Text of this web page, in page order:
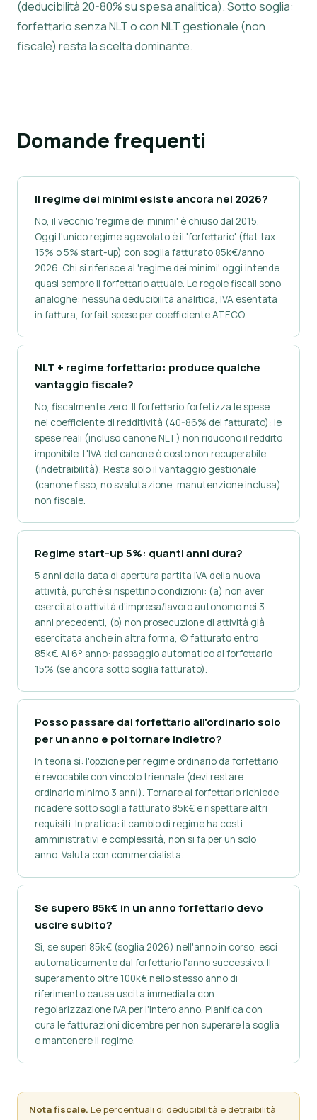
(deducibilità 20-80% su spesa analitica). Sotto soglia:
forfettario senza NLT o con NLT gestionale (non
fiscale) resta la scelta dominante.
Domande frequenti
Il regime dei minimi esiste ancora nel 2026?
No, il vecchio 'regime dei minimi' è chiuso dal 2015.
Oggi l'unico regime agevolato è il 'forfettario' (flat tax
15% o 5% start-up) con soglia fatturato 85k€/anno
2026. Chi si riferisce al 'regime dei minimi' oggi intende
quasi sempre il forfettario attuale. Le regole fiscali sono
analoghe: nessuna deducibilità analitica, IVA esentata
in fattura, forfait spese per coefficiente ATECO.
NLT + regime forfettario: produce qualche
vantaggio fiscale?
No, fiscalmente zero. Il forfettario forfetizza le spese
nel coefficiente di redditività (40-86% del fatturato): le
spese reali (incluso canone NLT) non riducono il reddito
imponibile. L'IVA del canone è costo non recuperabile
(indetraibilità). Resta solo il vantaggio gestionale
(canone fisso, no svalutazione, manutenzione inclusa)
non fiscale.
Regime start-up 5%: quanti anni dura?
5 anni dalla data di apertura partita IVA della nuova
attività, purché si rispettino condizioni: (a) non aver
esercitato attività d'impresa/lavoro autonomo nei 3
anni precedenti, (b) non prosecuzione di attività già
esercitata anche in altra forma, (c) fatturato entro
85k€. Al 6° anno: passaggio automatico al forfettario
15% (se ancora sotto soglia fatturato).
Posso passare dal forfettario all'ordinario solo
per un anno e poi tornare indietro?
In teoria sì: l'opzione per regime ordinario da forfettario
è revocabile con vincolo triennale (devi restare
ordinario minimo 3 anni). Tornare al forfettario richiede
ricadere sotto soglia fatturato 85k€ e rispettare altri
requisiti. In pratica: il cambio di regime ha costi
amministrativi e complessità, non si fa per un solo
anno. Valuta con commercialista.
Se supero 85k€ in un anno forfettario devo
uscire subito?
Sì, se superi 85k€ (soglia 2026) nell'anno in corso, esci
automaticamente dal forfettario l'anno successivo. Il
superamento oltre 100k€ nello stesso anno di
riferimento causa uscita immediata con
regolarizzazione IVA per l'intero anno. Pianifica con
cura le fatturazioni dicembre per non superare la soglia
e mantenere il regime.
Nota fiscale. Le percentuali di deducibilità e detraibilità